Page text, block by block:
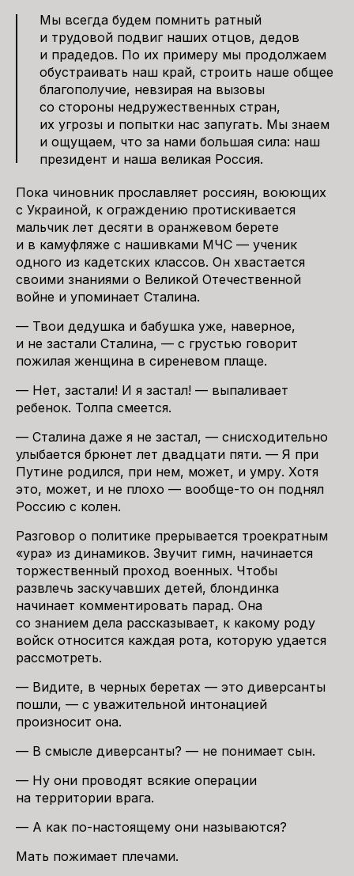
Мы всегда будем помнить ратный
и трудовой подвиг наших отцов, дедов
и прадедов. По их примеру мы продолжаем
обустраивать наш край, строить наше общее
благополучие, невзирая на вызовы
со стороны недружественных стран,
их угрозы и попытки нас запугать. Мы знаем
и ощущаем, что за нами большая сила: наш
президент и наша великая Россия.
Пока чиновник прославляет россиян, воюющих
с Украиной, к ограждению протискивается
мальчик лет десяти в оранжевом берете
и в камуфляже с нашивками МЧС — ученик
одного из кадетских классов. Он хвастается
своими знаниями о Великой Отечественной
войне и упоминает Сталина.
— Твои дедушка и бабушка уже, наверное,
и не застали Сталина, — с грустью говорит
пожилая женщина в сиреневом плаще.
— Нет, застали! И я застал! — выпаливает
ребенок. Толпа смеется.
— Сталина даже я не застал, — снисходительно
улыбается брюнет лет двадцати пяти. — Я при
Путине родился, при нем, может, и умру. Хотя
это, может, и не плохо — вообще-то он поднял
Россию с колен.
Разговор о политике прерывается троекратным
«ура» из динамиков. Звучит гимн, начинается
торжественный проход военных. Чтобы
развлечь заскучавших детей, блондинка
начинает комментировать парад. Она
со знанием дела рассказывает, к какому роду
войск относится каждая рота, которую удается
рассмотреть.
— Видите, в черных беретах — это диверсанты
пошли, — с уважительной интонацией
произносит она.
— В смысле диверсанты? — не понимает сын.
— Ну они проводят всякие операции
на территории врага.
— А как по-настоящему они называются?
Мать пожимает плечами.